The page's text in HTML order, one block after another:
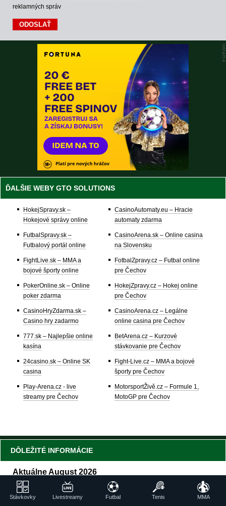
reklamných správ
ĎALŠIE WEBY GTO SOLUTIONS
HokejSpravy.sk –
Hokejové správy online
FutbalSpravy.sk –
Futbalový portál online
FightLive.sk – MMA a
bojové športy online
PokerOnline.sk – Online
poker zdarma
CasinoHryZdarma.sk –
Casino hry zadarmo
777.sk – Najlepšie online
kasína
24casino.sk – Online SK
casina
Play-Arena.cz - live
streamy pre Čechov
CasinoAutomaty.eu – Hracie
automaty zdarma
CasinoArena.sk – Online casina
na Slovensku
FotbalZpravy.cz – Futbal online
pre Čechov
HokejZpravy.cz – Hokej online
pre Čechov
CasinoArena.cz – Legálne
online casina pre Čechov
BetArena.cz – Kurzové
stávkovanie pre Čechov
Fight-Live.cz – MMA a bojové
športy pre Čechov
MotorsportŽivě.cz – Formule 1,
MotoGP pre Čechov
DÔLEŽITÉ INFORMÁCIE
Aktuálne August 2026
Tour de France ženy
Stávkovky Livestreamy Futbal Tenis MMA